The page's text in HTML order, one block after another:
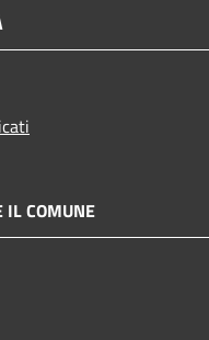
IL COMUNE